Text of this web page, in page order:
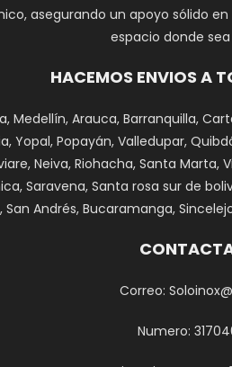
asegurando un apoyo sólido
espacio donde
HACEMOS ENVIOS A
Medellín, Arauca, Barranquilla,
Yopal, Popayán, Valledupar,
Neiva, Riohacha, Santa Marta,
Saravena, Santa rosa sur de
San Andrés, Bucaramanga,
Correo:
Numero: